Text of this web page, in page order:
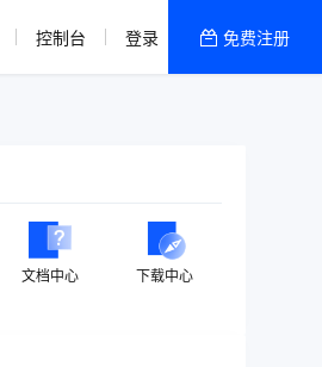
云
控制台 登录 免费注册
文档中心 下载中心